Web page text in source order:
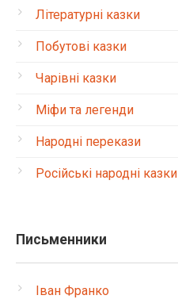
Літературні казки
Побутові казки
Чарівні казки
Міфи та легенди
Народні перекази
Російські народні казки
Письменники
Іван Франко